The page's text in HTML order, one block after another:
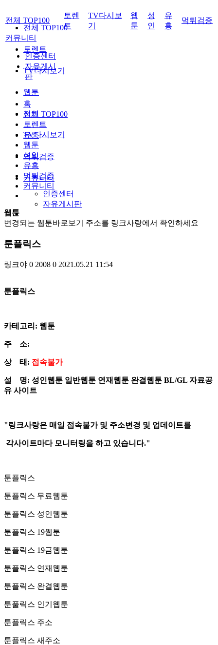
전체 TOP100
토렌트
TV다시보기
웹툰
성인
유흥
먹튀검증
커뮤니티
인증센터
자유게시판
전체 TOP100
토렌
트
TV다시보
기
웹
툰
성
인
유
흥
먹튀검증
커뮤니티
인증센터
자유게시
판
홈
전체 TOP100
토렌트
TV다시보기
웹툰
성인
유흥
먹튀검증
커뮤니티
웹툰
변경되는 웹툰바로보기 주소를 링크사랑에서 확인하세요
툰플릭스
링크야 0 2008 0 2021.05.21 11:54
​툰플릭스
카테고리: 웹툰
주 소:
상 태: 접속불가
설 명: 성인웹툰 일반웹툰 연재웹툰 완결웹툰 BL/GL 자료공
유 사이트
"링크사랑은 매일 접속불가 및 주소변경 및 업데이트를
각사이트마다 모니터링을 하고 있습니다."
툰플릭스
툰플릭스 무료웹툰
툰플릭스 성인웹툰
툰플릭스 19웹툰
툰플릭스 19금웹툰
툰플릭스 연재웹툰
툰플릭스 완결웹툰
툰풀릭스 인기웹툰
툰플릭스 주소
툰플릭스 새주소